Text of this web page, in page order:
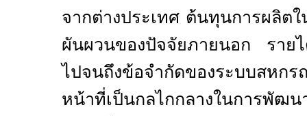
จากต่างประเทศ ต้นทุนการผลิต
ผันผวนของปัจจัยภายนอก ราย
ไปจนถึงข้อจำกัดของระบบสหก
หน้าที่เป็นกลไกกลางในการพัฒ